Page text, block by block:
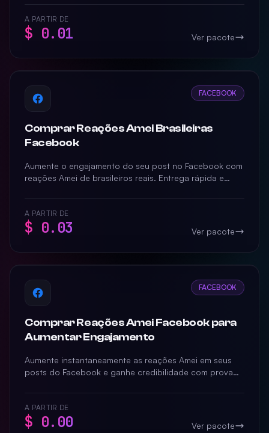
A PARTIR DE
$ 0.01 Ver pacote
FACEBOOK
Comprar Reações Amei Brasileiras
Facebook
Aumente o engajamento do seu post no Facebook com
reações Amei de brasileiros reais. Entrega rápida e
A PARTIR DE
$ 0.03 Ver pacote
FACEBOOK
Comprar Reações Amei Facebook para
Aumentar Engajamento
Aumente instantaneamente as reações Amei em seus
posts do Facebook e ganhe credibilidade com prova
A PARTIR DE
$ 0.00 Ver pacote